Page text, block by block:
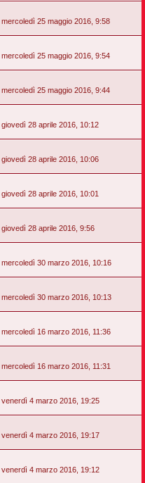
mercoledì 25 maggio 2016, 9:58
mercoledì 25 maggio 2016, 9:54
mercoledì 25 maggio 2016, 9:44
giovedì 28 aprile 2016, 10:12
giovedì 28 aprile 2016, 10:06
giovedì 28 aprile 2016, 10:01
giovedì 28 aprile 2016, 9:56
mercoledì 30 marzo 2016, 10:16
mercoledì 30 marzo 2016, 10:13
mercoledì 16 marzo 2016, 11:36
mercoledì 16 marzo 2016, 11:31
venerdì 4 marzo 2016, 19:25
venerdì 4 marzo 2016, 19:17
venerdì 4 marzo 2016, 19:12